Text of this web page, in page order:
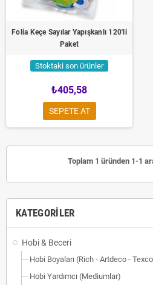
KATEGORILER
Hobi & Beceri
Hobi Boyaları (Rich - Artdeco -
Hobi Yardımcı (Mediumlar)
Folia Keçe Sayılar Yapışkanlı 120'li
Paket
Stoktaki son ürünler
₺405,58
SEPETE AT
Toplam 1 üründen 1-1